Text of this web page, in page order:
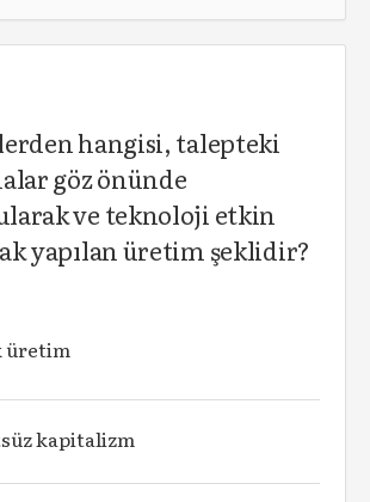
hangisi, talepteki
göz önünde
ve teknoloji etkin
yapılan üretim şeklidir?
üretim
kapitalizm